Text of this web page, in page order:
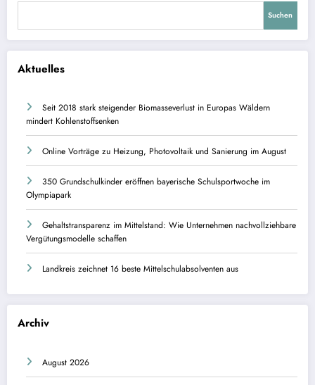
Suchen
Aktuelles
Seit 2018 stark steigender Biomasseverlust in Europas Wäldern
mindert Kohlenstoffsenken
Online Vorträge zu Heizung, Photovoltaik und Sanierung im August
350 Grundschulkinder eröffnen bayerische Schulsportwoche im
Olympiapark
Gehaltstransparenz im Mittelstand: Wie Unternehmen nachvollziehbare
Vergütungsmodelle schaffen
Landkreis zeichnet 16 beste Mittelschulabsolventen aus
Archiv
August 2026